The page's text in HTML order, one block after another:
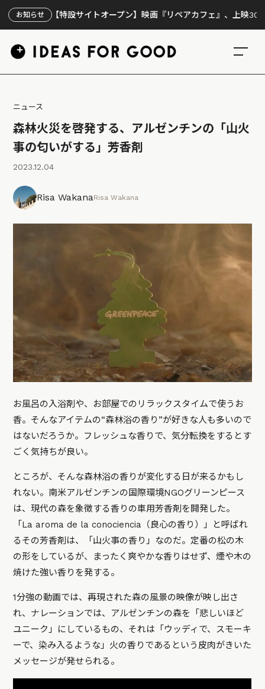
お知らせ
【特設サイトオープン】映画『リペアカフェ』、上映300回の先で
ニュース
森林火災を啓発する、アルゼンチンの「山火
事の匂いがする」芳香剤
2023.12.04
Risa WakanaRisa Wakana
お風呂の入浴剤や、お部屋でのリラックスタイムで使うお
香。そんなアイテムの“森林浴の香り”が好きな人も多いので
はないだろうか。フレッシュな香りで、気分転換をするとす
ごく気持ちが良い。
ところが、そんな森林浴の香りが変化する日が来るかもし
れない。南米アルゼンチンの国際環境NGOグリーンピース
は、現代の森を象徴する香りの車用芳香剤を開発した。
「La aroma de la conociencia（良心の香り）」と呼ばれ
るその芳香剤は、「山火事の香り」なのだ。定番の松の木
の形をしているが、まったく爽やかな香りはせず、煙や木の
焼けた強い香りを発する。
1分強の動画では、再現された森の風景の映像が映し出さ
れ、ナレーションでは、アルゼンチンの森を「悲しいほど
ユニーク」にしているもの、それは「ウッディで、スモーキ
ーで、染み入るような」火の香りであるという皮肉がきいた
メッセージが発せられる。